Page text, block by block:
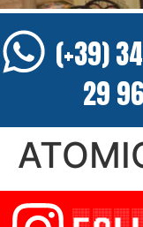
(+39)
29